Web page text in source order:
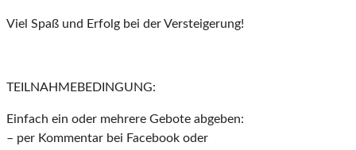
Viel Spaß und Erfolg bei der Versteigerung!
TEILNAHMEBEDINGUNG:
Einfach ein oder mehrere Gebote abgeben:
– per Kommentar bei Facebook oder